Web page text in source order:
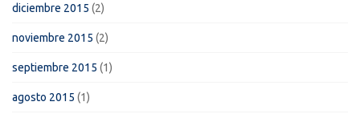
diciembre 2015 (2)
noviembre 2015 (2)
septiembre 2015 (1)
agosto 2015 (1)